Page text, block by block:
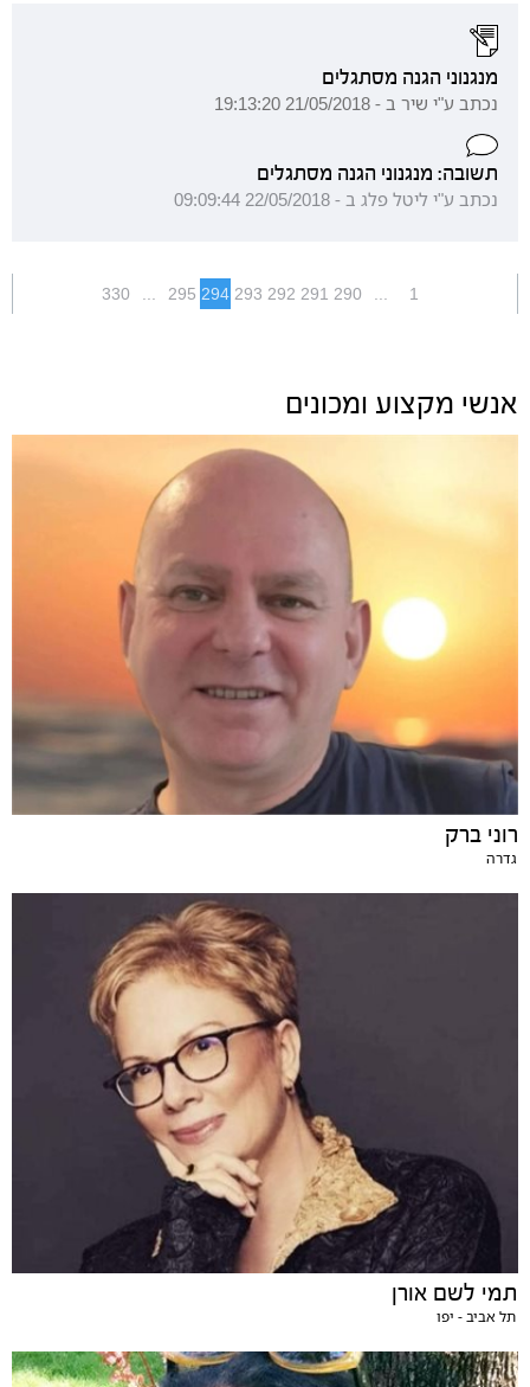
מנגנוני הגנה מסתגלים
נכתב ע"י שיר ב - 21/05/2018 19:13:20
תשובה: מנגנוני הגנה מסתגלים
נכתב ע"י ליטל פלג ב - 22/05/2018 09:09:44
1
290
291
292
293
294
295
330
אנשי מקצוע ומכונים
רוני ברק
גדרה
תמי לשם אורן
תל אביב - יפו